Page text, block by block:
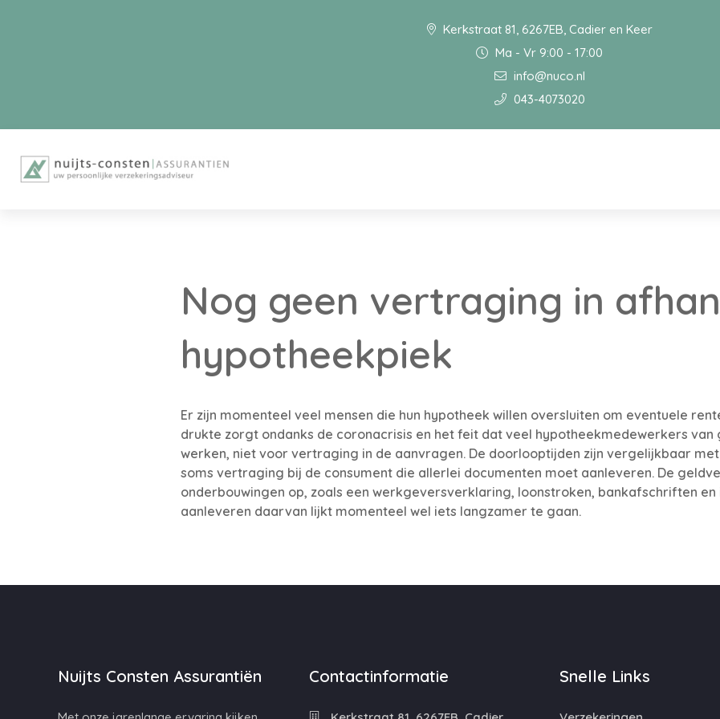
Kerkstraat 81, 6267EB, Cadier en Keer
Ma - Vr 9:00 - 17:00
info@nuco.nl
043-4073020
Nog geen vertraging in
hypotheekpiek
Er zijn momenteel veel mensen die hun hypotheek willen oversluiten om eventuele
drukte zorgt ondanks de coronacrisis en het feit dat veel hypotheekmedewerkers
werken, niet voor vertraging in de aanvragen. De doorlooptijden zijn vergelijkbaar
soms vertraging bij de consument die allerlei documenten moet aanleveren. De
onderbouwingen op, zoals een werkgeversverklaring, loonstroken, bankafschriften en
aanleveren daarvan lijkt momenteel wel iets langzamer te gaan.
Nuijts Consten Assurantiën Contactinformatie Snelle Links